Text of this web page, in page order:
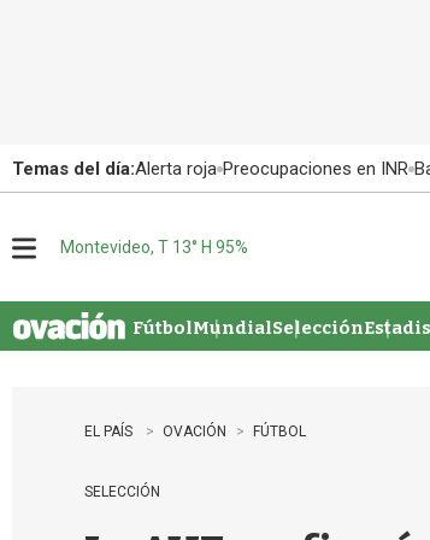
Temas del día:Alerta roja Preocupaciones en INR
u
Montevideo, T 13° H 95%
FútbolMundialSelección
EL PAÍS OVACIÓN FÚTBOL
SELECCIÓN